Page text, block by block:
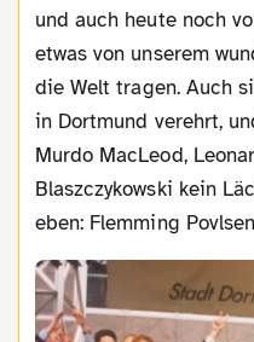
und auch heute noch
etwas von unserem
die Welt tragen. Auch
in Dortmund verehrt,
Murdo MacLeod,
Blaszczykowski kein
eben: Flemming